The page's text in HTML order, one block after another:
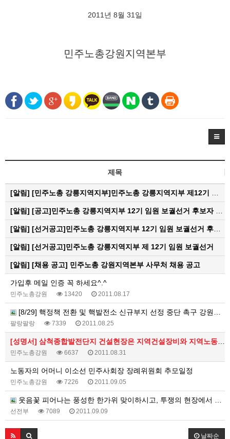
2011년 8월 31일
민주노총강원지역본부
제목
[알림] [민주노총 강릉지역지부]민주노총 강릉지역지부 제12기 임원 보궐선거결과 공고
[알림] [공고]민주노총 강릉지역지부 12기 임원 보궐선거 후보자 확정 공고
[알림] [선거공고]민주노총 강릉지역지부 12기 임원 보궐선거 후보 등록 기간 연장 공고
[알림] [선거공고]민주노총 강릉지역지부 제 12기 임원 보궐선거
[알림] [채용 공고] 민주노총 강원지역본부 사무처 채용 공고
가입후 메일 인증 꼭 하세요^.^
민주노총강원 13420 2011.08.17
[8/29] 핵정책 전환 및 핵발전소 신규부지 선정 중단 촉구 강원도민선언 기자회견에 많은 참여 부탁드립니다
팔랑팔랑 7339 2011.08.25
민주노총강원 6637 2011.08.31
노동자의 어머니 이소선 민주사회장 장례위원회 추모일정
민주노총강원 7226 2011.09.05
웃음꽃 피어나는 풍성한 한가위 맞이하시고, 투쟁의 현장에서 뵙겠습니다
선전부 7089 2011.09.09
날짜순